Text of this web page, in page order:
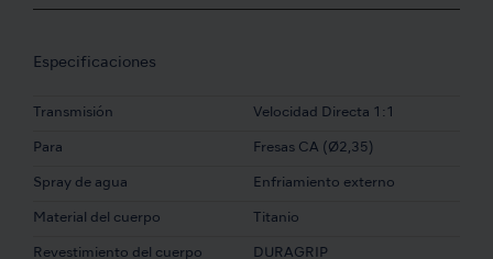
Especificaciones
Transmisión Velocidad Directa 1:1
Para Fresas CA (Ø2,35)
Spray de agua Enfriamiento externo
Material del cuerpo Titanio
Revestimiento del cuerpo DURAGRIP